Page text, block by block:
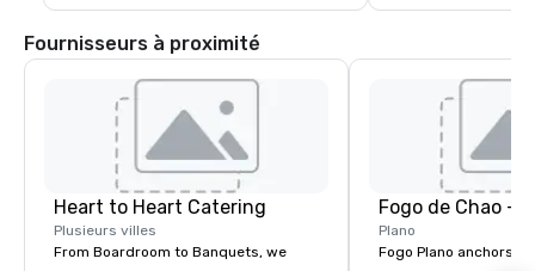
Fournisseurs à proximité
Heart to Heart Catering
Plusieurs villes
From Boardroom to Banquets, we
Fogo de Chao -
Plano
Fogo Plano anchors